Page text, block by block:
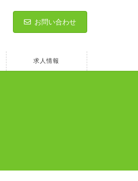
お問い合わせ
求人情報